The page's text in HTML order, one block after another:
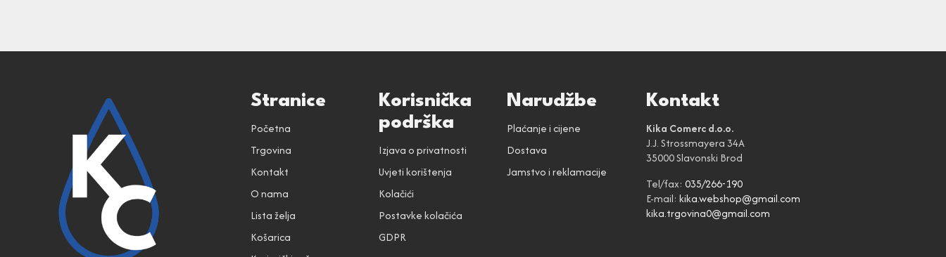
Stranice
Početna
Trgovina
Kontakt
O nama
Lista želja
Košarica
Korisnička
podrška
Izjava o privatnosti
Uvjeti korištenja
Kolačići
Postavke kolačića
GDPR
Narudžbe
Plaćanje i cijene
Dostava
Jamstvo i reklamacije
Kontakt
Kika Comerc d.o.o.
J.J. Strossmayera 34A
35000 Slavonski Brod
Tel/fax: 035/266-190
E-mail: kika.webshop@gmail.com
kika.trgovina0@gmail.com